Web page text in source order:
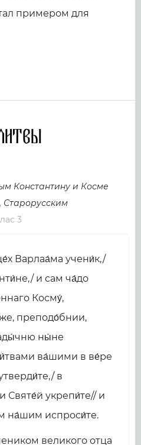
примером для
Константину и Косме
Старорусским
3
Варлаа́ма учени́к,/
и сам ча́до
Косму́,
преподо́бнии,
ны́не
ва́шими в ве́ре
в
Святе́й укрепи́те// и
на́шим испроси́те.
великого отца